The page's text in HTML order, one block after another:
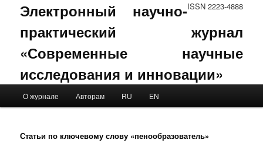
ISSN 2223-4888
Электронный научно-
практический журнал
«Современные научные
исследования и инновации»
Skip to primary content
Skip to secondary content
О журнале Авторам RU EN
Статьи по ключевому слову «пенообразователь»